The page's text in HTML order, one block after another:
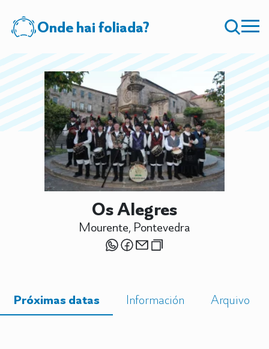
Onde hai foliada?
Os Alegres
Mourente, Pontevedra
Próximas datas Información Arquivo